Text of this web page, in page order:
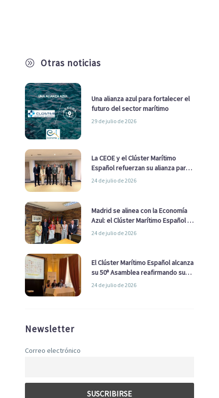
A Otras noticias
Una alianza azul para fortalecer el
futuro del sector marítimo
29 de julio de 2026
La CEOE y el Clúster Marítimo
Español refuerzan su alianza para
impulsar una estrategia Nacional
24 de julio de 2026
Madrid se alinea con la Economía
Azul: el Clúster Marítimo Español y
la Real Liga Naval avanzan alianzas
24 de julio de 2026
El Clúster Marítimo Español alcanza
su 50ª Asamblea reafirmando su
liderazgo en la Economía Azul
24 de julio de 2026
Newsletter
Correo electrónico